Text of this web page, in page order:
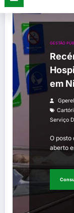
GESTÃO
em
Serviço
O posto
aberto